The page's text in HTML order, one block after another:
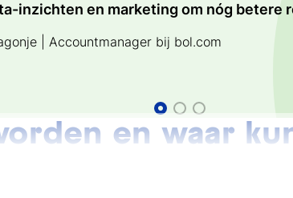
inzichten en marketing om nóg betere
| Accountmanager bij bol.com
De online marketingwereld
| Online marketing manager bij trip.me
als werkgever, om zo nieuwe IT'ers
| Oud-student en recruitment marketeer
en waar
Communicatie hebt afgerond?